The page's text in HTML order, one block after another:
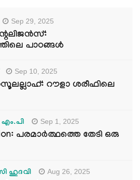
Sep 29, 2025
പാഠങ്ങൾ
Sep 10, 2025
റൗളാ ശരീഫിലെ
Sep 1, 2025
പരമാർത്ഥത്തെ തേടി ഒരു
ഹുദവി Aug 26, 2025